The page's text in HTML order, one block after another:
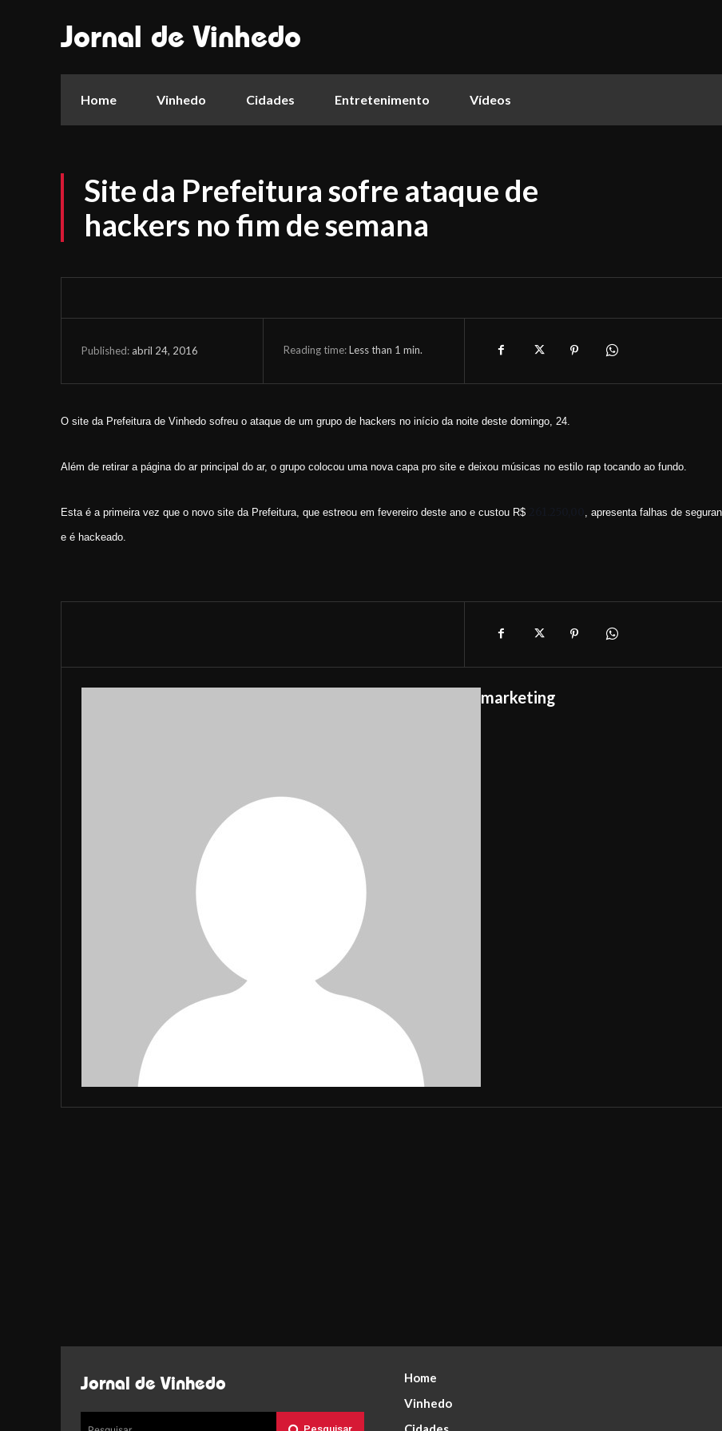
Jornal de Vinhedo
Home Vinhedo Cidades Entretenimento Vídeos
Site da Prefeitura sofre ataque de
hackers no fim de semana
Published: abril 24, 2016 Reading time:Less than 1 min.
O site da Prefeitura de Vinhedo sofreu o ataque de um grupo de hackers no início da noite deste domingo, 24.
Além de retirar a página do ar principal do ar, o grupo colocou uma nova capa pro site e deixou músicas no estilo rap tocando ao fundo.
Esta é a primeira vez que o novo site da Prefeitura, que estreou em fevereiro deste ano e custou R$ , apresenta falhas de
e é hackeado.
marketing
Jornal de Vinhedo
Home
Vinhedo